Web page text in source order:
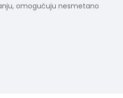
omogućuju nesmetano